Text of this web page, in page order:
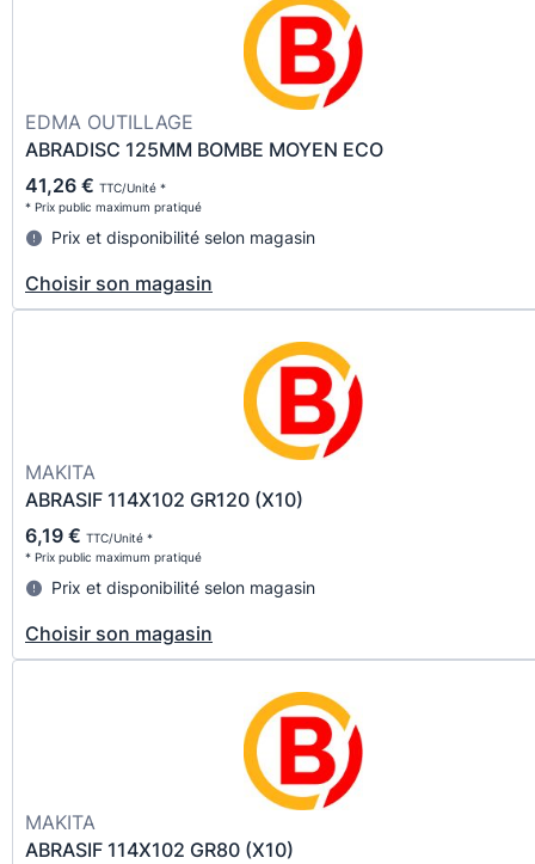
EDMA OUTILLAGE
ABRADISC 125MM BOMBE MOYEN ECO
41,26 € TTC/Unité *
* Prix public maximum pratiqué
Prix et disponibilité selon magasin
Choisir son magasin
MAKITA
ABRASIF 114X102 GR120 (X10)
6,19 € TTC/Unité *
* Prix public maximum pratiqué
Prix et disponibilité selon magasin
Choisir son magasin
MAKITA
ABRASIF 114X102 GR80 (X10)